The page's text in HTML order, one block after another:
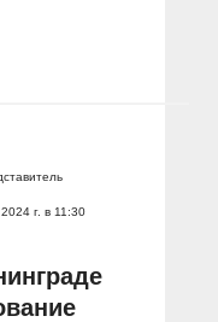
г. в 11:30